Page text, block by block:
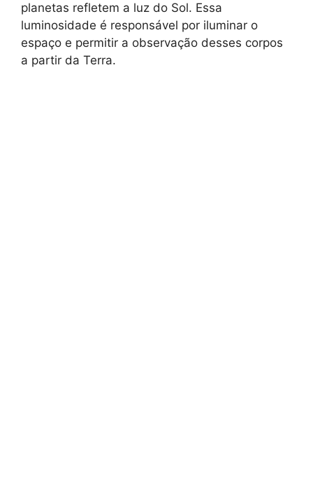
planetas refletem a luz do Sol. Essa
luminosidade é responsável por iluminar o
espaço e permitir a observação desses corpos
a partir da Terra.